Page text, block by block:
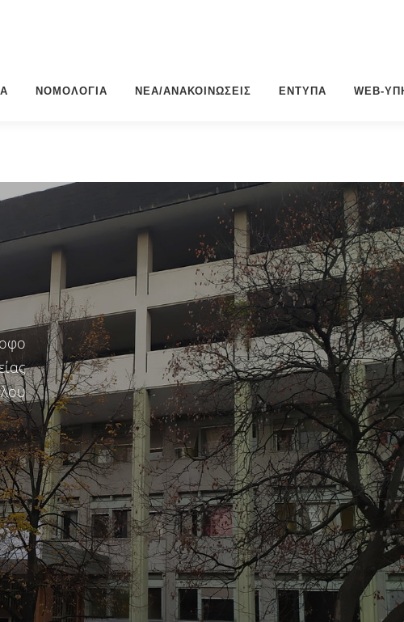
ΝΟΜΟΛΟΓΊΑ ΝΈΑ/ΑΝΑΚΟΙΝΏΣΕΙΣ ΈΝΤΥΠΑ WEB-